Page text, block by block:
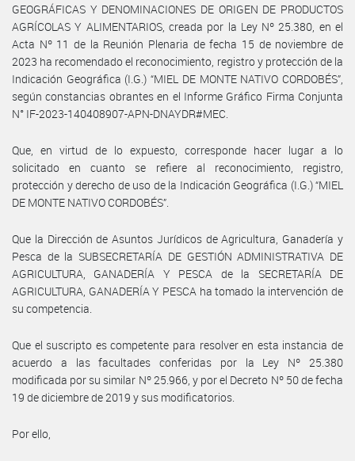
GEOGRÁFICAS Y DENOMINACIONES DE ORIGEN DE PRODUCTOS
AGRÍCOLAS Y ALIMENTARIOS, creada por la Ley Nº 25.380, en el
Acta Nº 11 de la Reunión Plenaria de fecha 15 de noviembre de
2023 ha recomendado el reconocimiento, registro y protección de la
Indicación Geográfica (I.G.) “MIEL DE MONTE NATIVO CORDOBÉS”,
según constancias obrantes en el Informe Gráfico Firma Conjunta
N° IF-2023-140408907-APN-DNAYDR#MEC.
Que, en virtud de lo expuesto, corresponde hacer lugar a lo
solicitado en cuanto se refiere al reconocimiento, registro,
protección y derecho de uso de la Indicación Geográfica (I.G.) “MIEL
DE MONTE NATIVO CORDOBÉS”.
Que la Dirección de Asuntos Jurídicos de Agricultura, Ganadería y
Pesca de la SUBSECRETARÍA DE GESTIÓN ADMINISTRATIVA DE
AGRICULTURA, GANADERÍA Y PESCA de la SECRETARÍA DE
AGRICULTURA, GANADERÍA Y PESCA ha tomado la intervención de
su competencia.
Que el suscripto es competente para resolver en esta instancia de
acuerdo a las facultades conferidas por la Ley Nº 25.380
modificada por su similar Nº 25.966, y por el Decreto Nº 50 de fecha
19 de diciembre de 2019 y sus modificatorios.
Por ello,